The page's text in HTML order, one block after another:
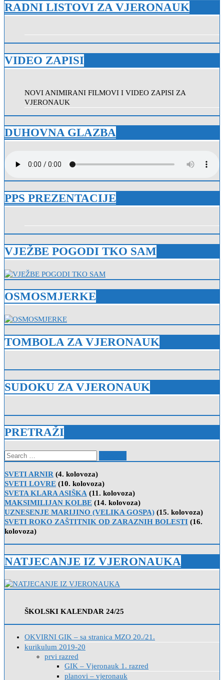
RADNI LISTOVI ZA VJERONAUK
VIDEO ZAPISI
NOVI ANIMIRANI FILMOVI I VIDEO ZAPISI ZA
VJERONAUK
DUHOVNA GLAZBA
PPS PREZENTACIJE
VJEŽBE POGODI TKO SAM
OSMOSMJERKE
TOMBOLA ZA VJERONAUK
SUDOKU ZA VJERONAUK
PRETRAŽI
Search
for:
SVETI ARNIR (4. kolovoza)
SVETI LOVRE (10. kolovoza)
SVETA KLARA ASIŠKA (11. kolovoza)
MAKSIMILIJAN KOLBE (14. kolovoza)
UZNESENJE MARIJINO (VELIKA GOSPA) (15. kolovoza)
SVETI ROKO ZAŠTITNIK OD ZARAZNIH BOLESTI (16.
kolovoza)
NATJECANJE IZ VJERONAUKA
ŠKOLSKI KALENDAR 24/25
OKVIRNI GIK – sa stranica MZO 20./21.
kurikulum 2019-20
prvi razred
GIK – Vjeronauk 1. razred
planovi – vjeronauk